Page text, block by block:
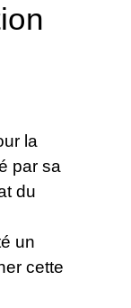
la
par sa
du
un
cette